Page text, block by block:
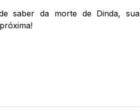
saber da morte de Dinda, sua